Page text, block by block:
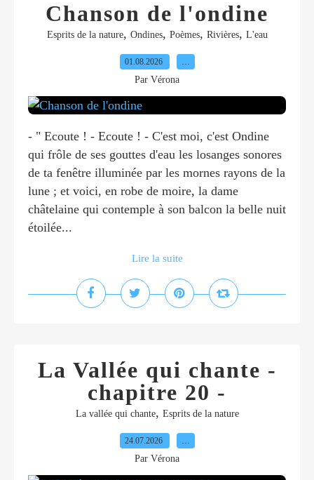
Chanson de l'ondine
Esprits de la nature, Ondines, Poèmes, Rivières, L'eau
01.08.2026 …
Par Vérona
- " Ecoute ! - Ecoute ! - C'est moi, c'est Ondine
qui frôle de ses gouttes d'eau les losanges sonores
de ta fenêtre illuminée par les mornes rayons de la
lune ; et voici, en robe de moire, la dame
châtelaine qui contemple à son balcon la belle nuit
étoilée...
Lire la suite
La Vallée qui chante -
chapitre 20 -
La vallée qui chante, Esprits de la nature
24.07.2026 …
Par Vérona